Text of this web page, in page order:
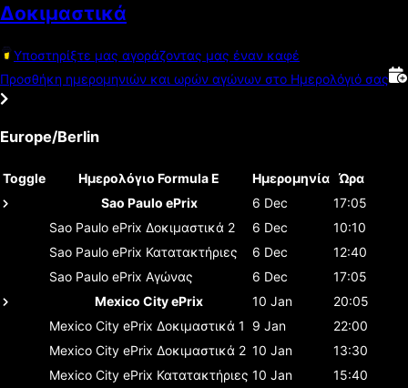
Δοκιμαστικά
Υποστηρίξτε μας αγοράζοντας μας έναν καφέ
Προσθήκη ημερομηνιών και ωρών αγώνων στο Ημερολόγιό σας
Europe/Berlin
Toggle Ημερολόγιο Formula E Ημερομηνία Ώρα
Sao Paulo ePrix
6 Dec
17:05
Sao Paulo ePrix Δοκιμαστικά 2 6 Dec
10:10
Sao Paulo ePrix Κατατακτήριες 6 Dec
12:40
Sao Paulo ePrix Αγώνας 6 Dec
17:05
Mexico City ePrix
10 Jan
20:05
Mexico City ePrix Δοκιμαστικά 1 9 Jan
22:00
Mexico City ePrix Δοκιμαστικά 2 10 Jan
13:30
Mexico City ePrix Κατατακτήριες 10 Jan
15:40